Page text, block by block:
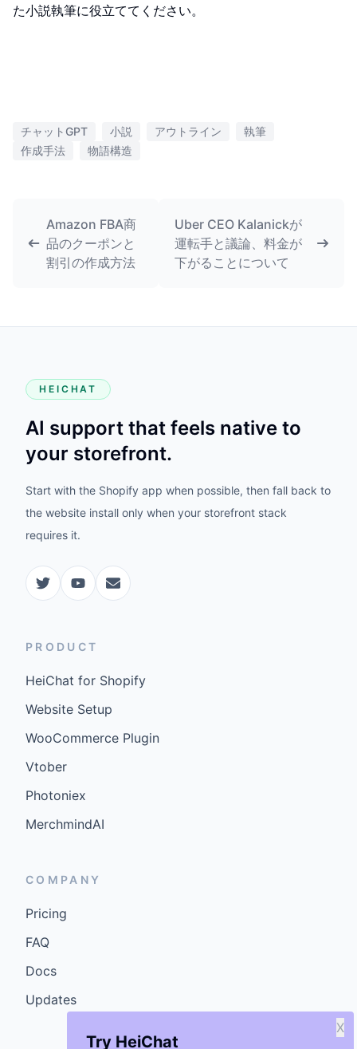
た小説執筆に役立ててください。
Try HeiChat
X
チャットGPT 小説 アウトライン
執筆
作成手法
物語構造
Amazon FBA商
品のクーポンと
割引の作成方法
Uber CEO Kalanickが
運転手と議論、料金が
下がることについて
HEICHAT
AI support that feels native to
your storefront.
Start with the Shopify app when possible, then fall back to
the website install only when your storefront stack
requires it.
PRODUCT
HeiChat for Shopify
Website Setup
WooCommerce Plugin
Vtober
Photoniex
MerchmindAI
COMPANY
Pricing
FAQ
Docs
Updates